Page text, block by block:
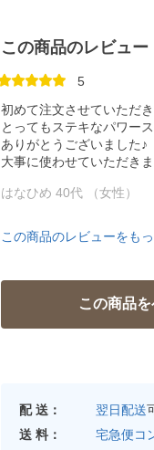
この商品のレビュー
5
初めて注文させていただき
とってもステキなパワー
ありがとうございました♪
大事に使わせていただき
はなひめ 40代 （女性）
この商品のレビューをも
配 送： 翌日配送
送 料：
宅急便コ